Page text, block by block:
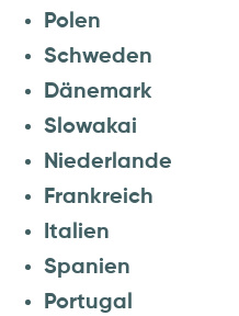
Polen
Schweden
Dänemark
Slowakai
Niederlande
Frankreich
Italien
Spanien
Portugal